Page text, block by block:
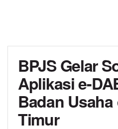
BPJS Gelar
Aplikasi e-
Badan
Timur